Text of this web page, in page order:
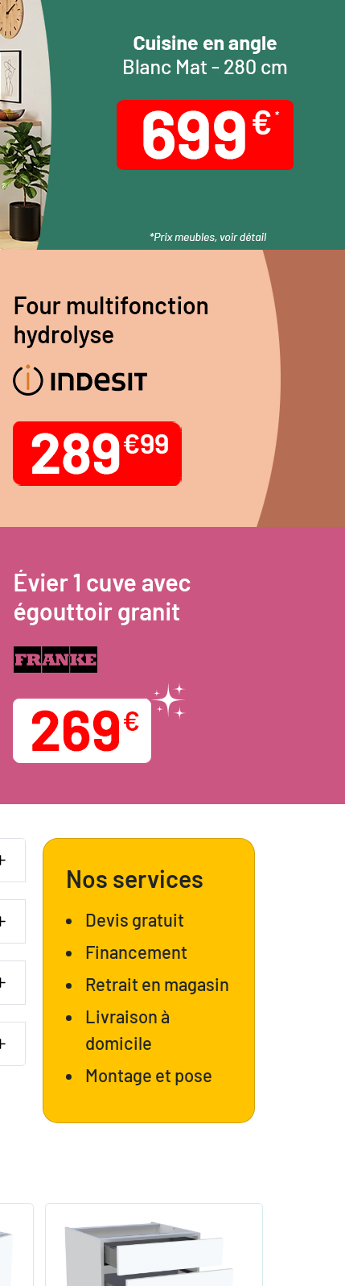
Nos services
Devis gratuit
Financement
Retrait en magasin
Livraison à
domicile
Montage et pose